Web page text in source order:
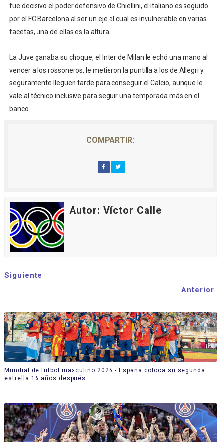
Athletes Unlimited Softball League 2026 - Las Utah
Mundial de piragüismo slalom 2026 (Oklahoma City,
Tour de Francia masculino 2026 - Tadej Pogacar
Mundial de Fórmula 1 2026 - Lando Norris consigue
Campeonato de Europa de high diving 2026 (París,
fue decisivo el poder defensivo de Chiellini, el italiano es seguido
por el FC Barcelona al ser un eje el cual es invulnerable en varias
facetas, una de ellas es la altura.
La Juve ganaba su choque, el Inter de Milan le echó una mano al
vencer a los rossoneros, le metieron la puntilla a los de Allegri y
seguramente lleguen tarde para conseguir el Calcio, aunque le
vale al técnico inclusive para seguir una temporada más en el
banco.
COMPARTIR:
Autor: Víctor Calle
Siguiente
Anterior
Mundial de fútbol masculino 2026 - España coloca su segunda
estrella 16 años después